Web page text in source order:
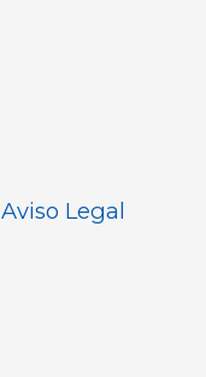
Aviso Legal